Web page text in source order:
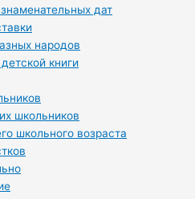
дат
народов
книги
школьников
школьного возраста